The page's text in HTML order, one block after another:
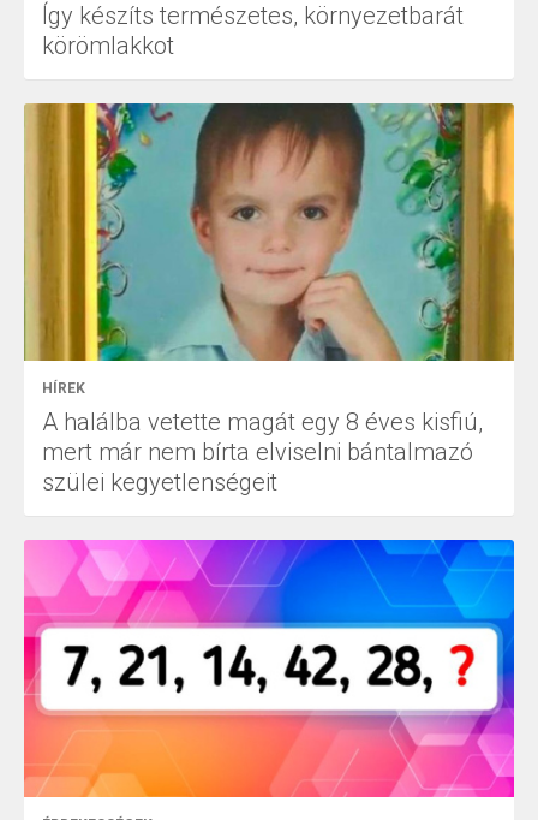
Így készíts természetes, környezetbarát
körömlakkot
HÍREK
A halálba vetette magát egy 8 éves kisfiú,
mert már nem bírta elviselni bántalmazó
szülei kegyetlenségeit